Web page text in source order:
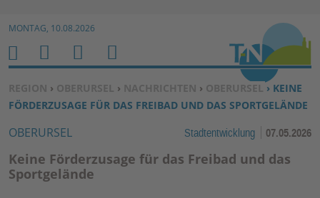
Zum Inhalt springen ↓
MONTAG, 10.08.2026
SIE BEFINDEN SICH HIER:
REGION › OBERURSEL › NACHRICHTEN › OBERURSEL › KEINE
FÖRDERZUSAGE FÜR DAS FREIBAD UND DAS SPORTGELÄNDE
OBERURSEL Stadtentwicklung 07.05.2026
Keine Förderzusage für das Freibad und das
Sportgelände
H
O
M
E
M
E
N
U
S
U
C
N
B
E
N
Z